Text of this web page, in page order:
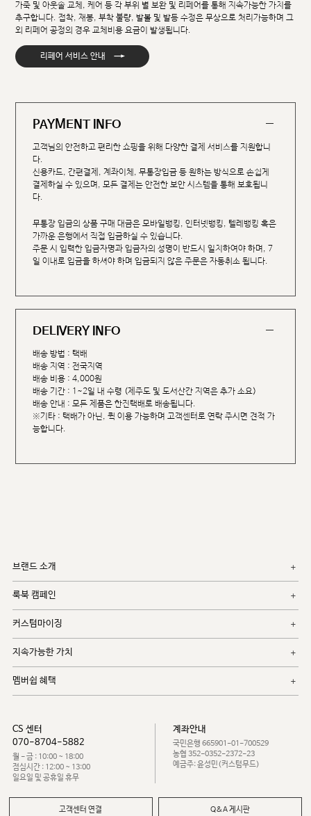
가죽 및 아웃솔 교체, 케어 등 각 부위 별 보완 및 리페어를 통해 지속가능한 가치를
추구합니다. 접착, 재봉, 부착 불량, 발볼 및 발등 수정은 무상으로 처리가능하며 그
외 리페어 공정의 경우 교체비용 요금이 발생됩니다.
리페어 서비스 안내 →
PAYMENT INFO
고객님의 안전하고 편리한 쇼핑을 위해 다양한 결제 서비스를 지원합니
다.
신용카드, 간편결제, 계좌이체, 무통장입금 등 원하는 방식으로 손쉽게
결제하실 수 있으며, 모든 결제는 안전한 보안 시스템을 통해 보호됩니
다.
무통장 입금의 상품 구매 대금은 모바일뱅킹, 인터넷뱅킹, 텔레뱅킹 혹은
가까운 은행에서 직접 입금하실 수 있습니다.
주문 시 입력한 입금자명과 입금자의 성명이 반드시 일치하여야 하며, 7
일 이내로 입금을 하셔야 하며 입금되지 않은 주문은 자동취소 됩니다.
DELIVERY INFO
배송 방법 : 택배
배송 지역 : 전국지역
배송 비용 : 4,000원
배송 기간 : 1~2일 내 수령 (제주도 및 도서산간 지역은 추가 소요)
배송 안내 : 모든 제품은 한진택배로 배송됩니다.
※기타 : 택배가 아닌, 퀵 이용 가능하며 고객센터로 연락 주시면 견적 가
능합니다.
브랜드 소개
룩북 캠페인
커스텀마이징
지속가능한 가치
멤버쉽 혜택
CS 센터
070-8704-5882
월 - 금 : 10:00 ~ 18:00
점심시간 : 12:00 ~ 13:00
일요일 및 공휴일 휴무
계좌안내
국민은행 665901-01-700529
농협 352-0352-2372-23
예금주: 윤성민(커스텀무드)
고객센터 연결 Q&A 게시판